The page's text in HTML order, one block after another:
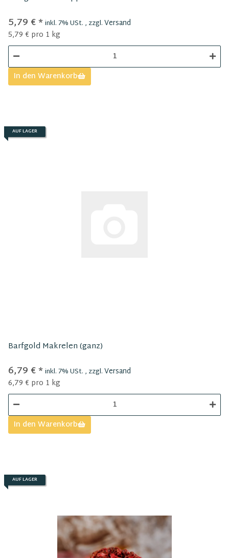
5,79 €*inkl. 7% USt. , zzgl.Versand
5,79 € pro 1 kg
In den Warenkorb
AUF LAGER
Barfgold Makrelen (ganz)
6,79 €*inkl. 7% USt. , zzgl.Versand
6,79 € pro 1 kg
In den Warenkorb
AUF LAGER